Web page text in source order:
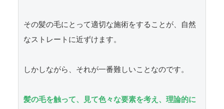
その髪の毛にとって適切な施術をすることが、自然
なストレートに近ずけます。
しかしながら、それが一番難しいことなのです。
髪の毛を触って、見て色々な要素を考え、理論的に